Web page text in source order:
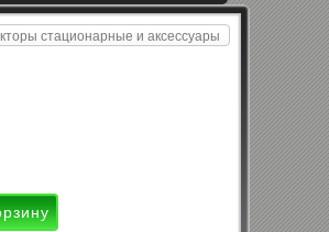
стационарные и аксессуары